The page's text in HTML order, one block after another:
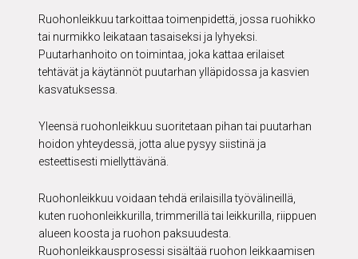
Ruohonleikkuu tarkoittaa toimenpidettä, jossa ruohikko
tai nurmikko leikataan tasaiseksi ja lyhyeksi.
Puutarhanhoito on toimintaa, joka kattaa erilaiset
tehtävät ja käytännöt puutarhan ylläpidossa ja kasvien
kasvatuksessa.
Yleensä ruohonleikkuu suoritetaan pihan tai puutarhan
hoidon yhteydessä, jotta alue pysyy siistinä ja
esteettisesti miellyttävänä.
Ruohonleikkuu voidaan tehdä erilaisilla työvälineillä,
kuten ruohonleikkurilla, trimmerillä tai leikkurilla, riippuen
alueen koosta ja ruohon paksuudesta.
Ruohonleikkausprosessi sisältää ruohon leikkaamisen